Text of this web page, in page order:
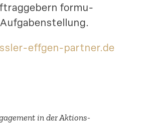
formu­
effgen​-partner​.de
in der Aktions­